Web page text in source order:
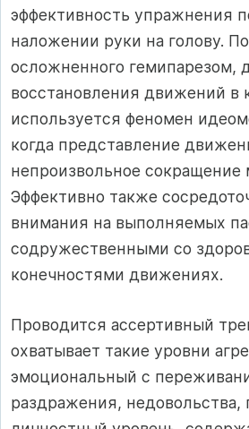
эффективность упражнения
наложении руки на голову.
осложненного гемипарезом,
восстановления движений в
используется феномен
когда представление
непроизвольное
Эффективно также
внимания на выполняемых
содружественными со
конечностями движениях.
Проводится ассертивный
охватывает такие уровни
эмоциональный с
раздражения, недовольства,